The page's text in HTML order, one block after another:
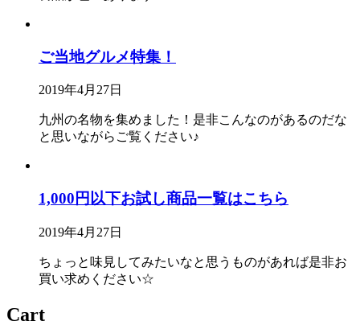
ご当地グルメ特集！
2019年4月27日
九州の名物を集めました！是非こんなのがあるのだな
と思いながらご覧ください♪
1,000円以下お試し商品一覧はこちら
2019年4月27日
ちょっと味見してみたいなと思うものがあれば是非お
買い求めください☆
Cart